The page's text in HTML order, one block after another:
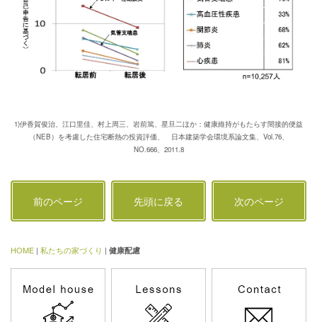
1)伊香賀俊治、江口里佳、村上周三、岩前篤、星旦二ほか：健康維持がもたらす間接的便益
（NEB）を考慮した住宅断熱の投資評価、 日本建築学会環境系論文集、Vol.76、
NO.666、2011.8
前のページ 先頭に戻る 次のページ
HOME | 私たちの家づくり | 健康配慮